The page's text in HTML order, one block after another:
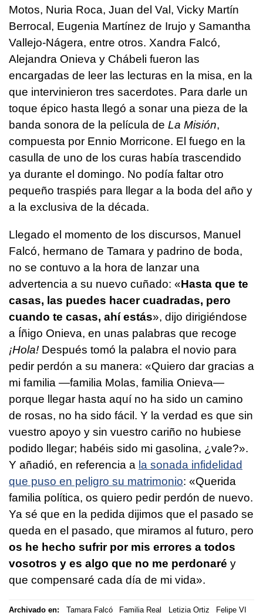
Motos, Nuria Roca, Juan del Val, Vicky Martín
Berrocal, Eugenia Martínez de Irujo y Samantha
Vallejo-Nágera, entre otros. Xandra Falcó,
Alejandra Onieva y Chábeli fueron las
encargadas de leer las lecturas en la misa, en la
que intervinieron tres sacerdotes. Para darle un
toque épico hasta llegó a sonar una pieza de la
banda sonora de la película de La Misión,
compuesta por Ennio Morricone. El fuego en la
casulla de uno de los curas había trascendido
ya durante el domingo. No podía faltar otro
pequeño traspiés para llegar a la boda del año y
a la exclusiva de la década.
Llegado el momento de los discursos, Manuel
Falcó, hermano de Tamara y padrino de boda,
no se contuvo a la hora de lanzar una
advertencia a su nuevo cuñado: «Hasta que te
casas, las puedes hacer cuadradas, pero
cuando te casas, ahí estás», dijo dirigiéndose
a Íñigo Onieva, en unas palabras que recoge
¡Hola! Después tomó la palabra el novio para
pedir perdón a su manera: «Quiero dar gracias a
mi familia —familia Molas, familia Onieva—
porque llegar hasta aquí no ha sido un camino
de rosas, no ha sido fácil. Y la verdad es que sin
vuestro apoyo y sin vuestro cariño no hubiese
podido llegar; habéis sido mi gasolina, ¿vale?».
Y añadió, en referencia a la sonada infidelidad
que puso en peligro su matrimonio: «Querida
familia política, os quiero pedir perdón de nuevo.
Ya sé que en la pedida dijimos que el pasado se
queda en el pasado, que miramos al futuro, pero
os he hecho sufrir por mis errores a todos
vosotros y es algo que no me perdonaré y
que compensaré cada día de mi vida».
Archivado en: Tamara Falcó Familia Real Letizia Ortiz
Felipe VI